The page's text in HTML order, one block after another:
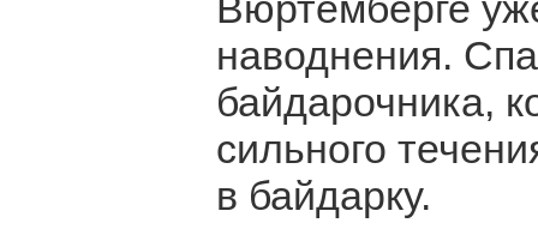
наводнения.
байдарочника,
сильного
в байдарку.